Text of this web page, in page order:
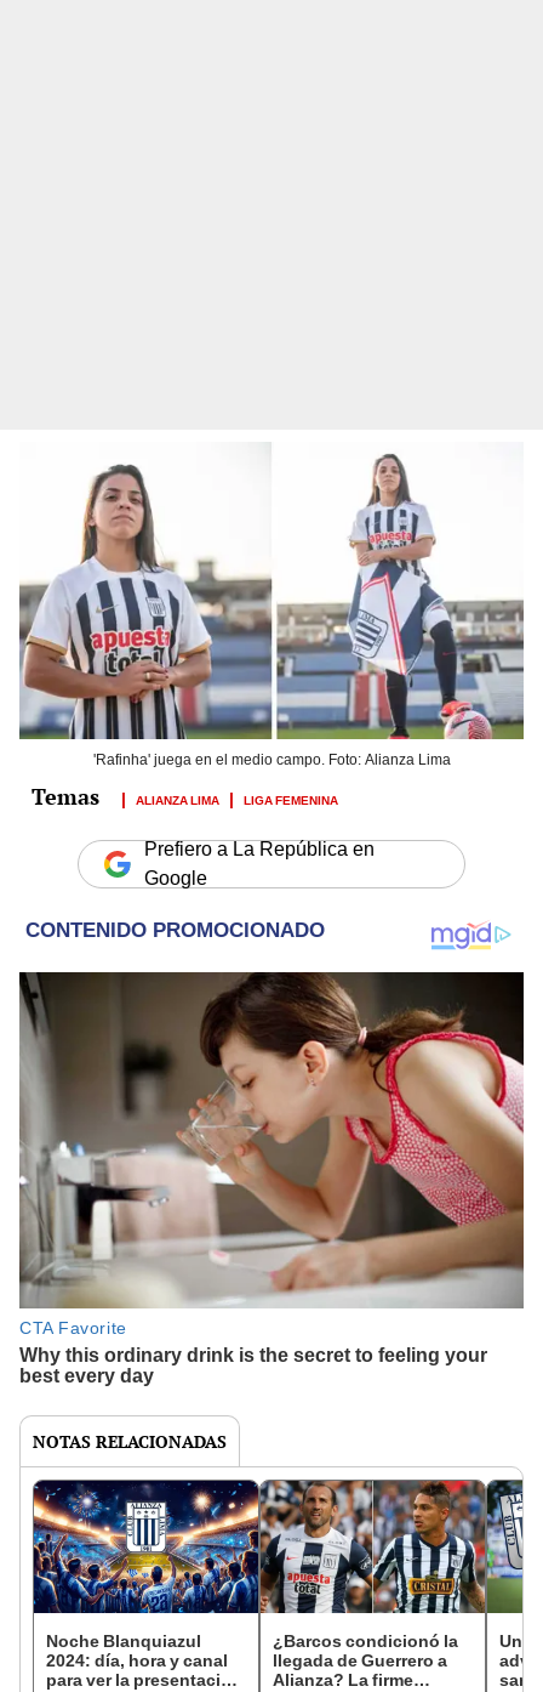
'Rafinha' juega en el medio campo. Foto: Alianza Lima
ALIANZA LIMA LIGA FEMENINA
Prefiero a La República en
Google
NOTAS RELACIONADAS
Noche Blanquiazul
2024: día, hora y canal
para ver la presentación
¿Barcos condicionó la
llegada de Guerrero a
Alianza? La firme